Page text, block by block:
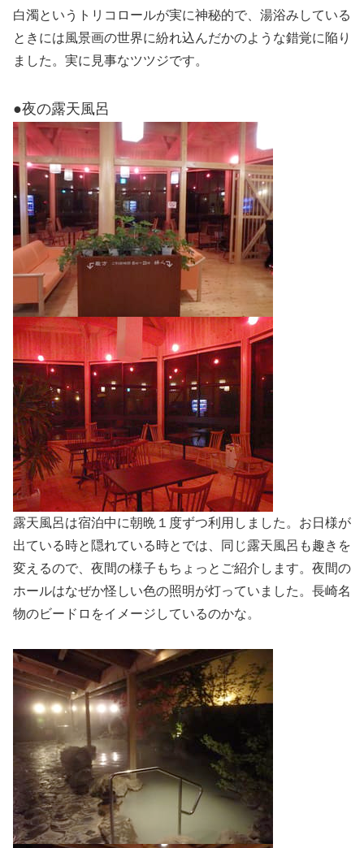
白濁というトリコロールが実に神秘的で、湯浴みしている
ときには風景画の世界に紛れ込んだかのような錯覚に陥り
ました。実に見事なツツジです。
●夜の露天風呂
露天風呂は宿泊中に朝晩１度ずつ利用しました。お日様が
出ている時と隠れている時とでは、同じ露天風呂も趣きを
変えるので、夜間の様子もちょっとご紹介します。夜間の
ホールはなぜか怪しい色の照明が灯っていました。長崎名
物のビードロをイメージしているのかな。